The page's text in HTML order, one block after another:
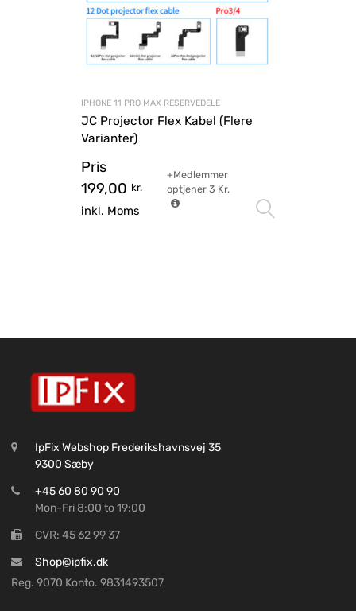
IPHONE 11 PRO MAX RESERVEDELE
JC Projector Flex Kabel (Flere
Varianter)
Pris
199,00 kr.
inkl. Moms
+Medlemmer
optjener 3 Kr.
IpFix Webshop Frederikshavnsvej 35
9300 Sæby
+45 60 80 90 90
Mon-Fri 8:00 to 19:00
CVR: 45 62 99 37
Shop@ipfix.dk
Reg. 9070 Konto. 9831493507